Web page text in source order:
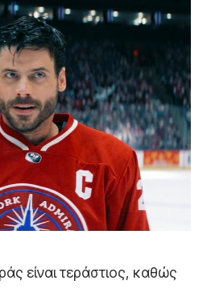
είναι τεράστιος, καθώς